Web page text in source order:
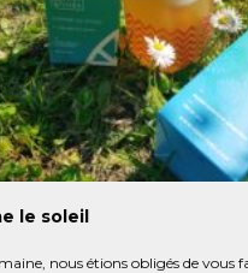
le soleil
nous étions obligés de vous